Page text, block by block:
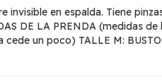
en espalda. Tiene
DE LA PRENDA (medidas
un poco) TALLE M: